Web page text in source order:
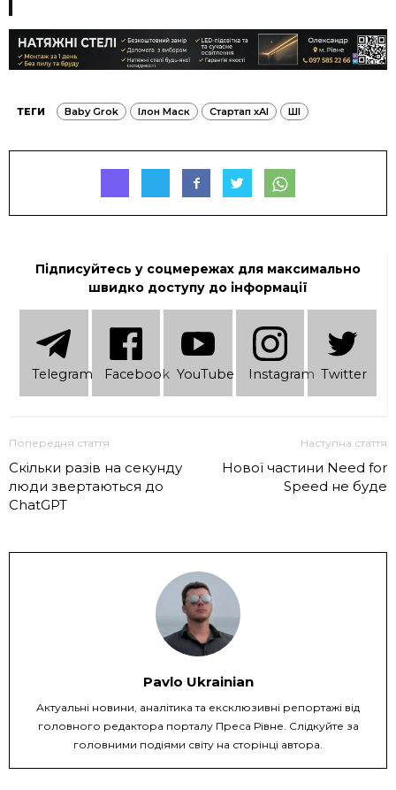
ТЕГИ Baby Grok Ілон Маск Стартап xAI ШІ
Підписуйтесь у соцмережах для максимально
швидко доступу до інформації
Telеgram Facebook YouTube Instagram Twitter
Попередня стаття
Скільки разів на секунду
люди звертаються до
ChatGPT
Наступна стаття
Нової частини Need for
Speed не буде
Pavlo Ukrainian
Актуальні новини, аналітика та ексклюзивні репортажі від
головного редактора порталу Преса Рівне. Слідкуйте за
головними подіями світу на сторінці автора.